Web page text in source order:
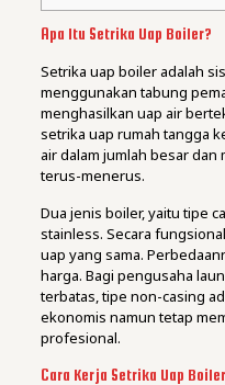
Apa Itu Setrika Uap Boiler?
Setrika uap boiler adalah
menggunakan tabung
menghasilkan uap air
setrika uap rumah tangga
air dalam jumlah besar
terus-menerus.
Dua jenis boiler, yaitu tipe
stainless. Secara
uap yang sama.
harga. Bagi pengusaha
terbatas, tipe non-casing
ekonomis namun tetap
profesional.
Cara Kerja Setrika Uap Boiler